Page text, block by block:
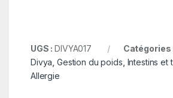
UGS :DIVYA017 Catégories
Divya ,Gestion du poids Intestins et
Allergie